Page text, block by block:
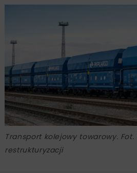
Transport kolejowy towarowy. Fot.
restrukturyzacji